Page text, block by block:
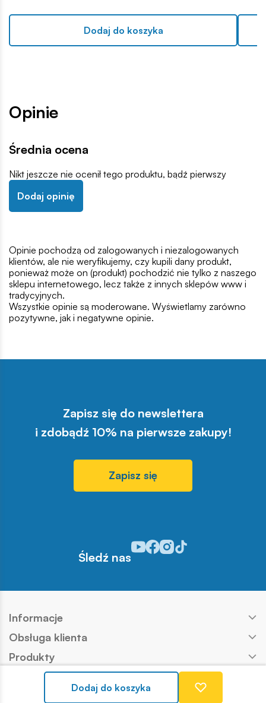
Dodaj do koszyka
Dodaj do koszyka
Opinie
Średnia ocena
Nikt jeszcze nie ocenił tego produktu, bądź pierwszy
Dodaj opinię
Opinie pochodzą od zalogowanych i niezalogowanych
klientów, ale nie weryfikujemy, czy kupili dany produkt,
ponieważ może on (produkt) pochodzić nie tylko z naszego
sklepu internetowego, lecz także z innych sklepów www i
tradycyjnych.
Wszystkie opinie są moderowane. Wyświetlamy zarówno
pozytywne, jak i negatywne opinie.
Zapisz się do newslettera
i zdobądź 10% na pierwsze zakupy!
Zapisz się
Śledź nas
Odwiedź nasz profil w serwisie
Odwiedź nasz profil w
Odwiedź nasz profil w
Odwiedź nasz profil w
Informacje
Obsługa klienta
Produkty
Kontakt